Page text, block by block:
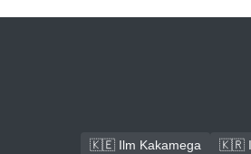
🇰🇪 Ilm Kakamega 🇰🇷